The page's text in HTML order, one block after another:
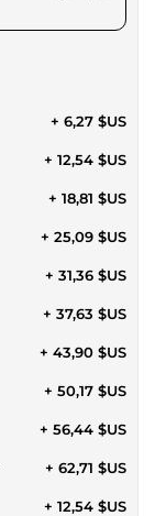
+ 6,27 $US
+ 12,54 $US
+ 18,81 $US
+ 25,09 $US
+ 31,36 $US
+ 37,63 $US
+ 43,90 $US
+ 50,17 $US
+ 56,44 $US
+ 62,71 $US
+ 12,54 $US